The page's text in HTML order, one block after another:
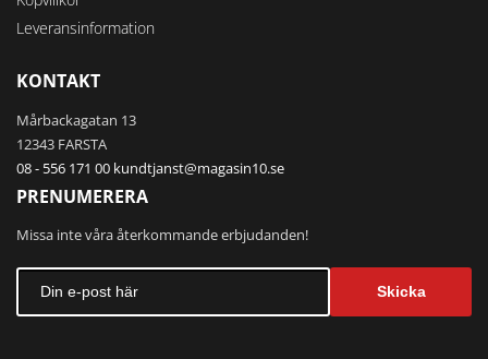
Leveransinformation
KONTAKT
Mårbackagatan 13
12343 FARSTA
08 - 556 171 00 kundtjanst@magasin10.se
PRENUMERERA
Missa inte våra återkommande erbjudanden!
Skicka